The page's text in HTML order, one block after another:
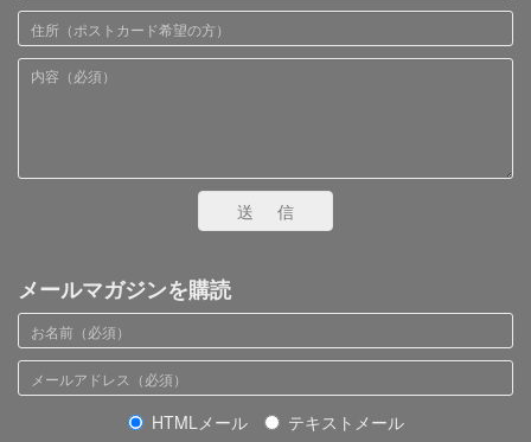
送信
メールマガジンを購読
HTMLメール テキストメール